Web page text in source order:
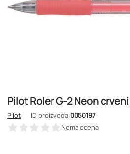
Pilot Roler G-2 Neon
Pilot ID proizvoda:0050197
Nema ocena